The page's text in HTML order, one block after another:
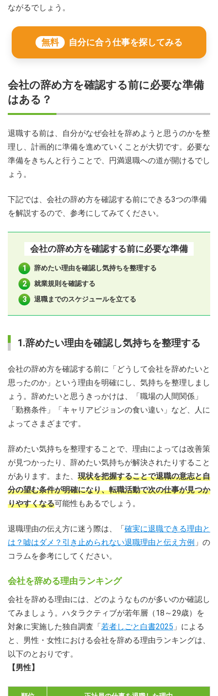
ながるでしょう。
無料 自分に合う仕事を探してみる
会社の辞め方を確認する前に必要な準備
はある？
退職する前は、自分がなぜ会社を辞めようと思うのかを整
理し、計画的に準備を進めていくことが大切です。必要な
準備をきちんと行うことで、円満退職への道が開けるでし
ょう。
下記では、会社の辞め方を確認する前にできる3つの準備
を解説するので、参考にしてみてください。
会社の辞め方を確認する前に必要な準備
辞めたい理由を確認し気持ちを整理する
就業規則を確認する
退職までのスケジュールを立てる
1.辞めたい理由を確認し気持ちを整理する
会社の辞め方を確認する前に「どうして会社を辞めたいと
思ったのか」という理由を明確にし、気持ちを整理しまし
ょう。辞めたいと思うきっかけは、「職場の人間関係」
「勤務条件」「キャリアビジョンの食い違い」など、人に
よってさまざまです。
辞めたい気持ちを整理することで、理由によっては改善策
が見つかったり、辞めたい気持ちが解決されたりすること
があります。また、 現状を把握することで退職の意志と自
分の望む条件が明確になり、転職活動で次の仕事が見つか
りやすくなる可能性もあるでしょう。
退職理由の伝え方に迷う際は、「 確実に退職できる理由と
は？嘘はダメ？引き止められない退職理由と伝え方例 」の
コラムを参考にしてください。
会社を辞める理由ランキング
会社を辞める理由には、どのようなものが多いのか確認し
てみましょう。ハタラクティブが若年層（18～29歳）を
対象に実施した独自調査「 若者しごと白書2025 」による
と、男性・女性における会社を辞める理由ランキングは、
以下のとおりです。
【男性】